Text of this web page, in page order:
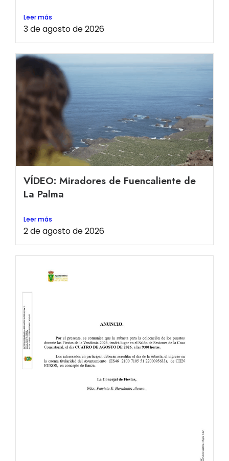
Leer más
3 de agosto de 2026
VÍDEO: Miradores de Fuencaliente de
La Palma
Leer más
2 de agosto de 2026